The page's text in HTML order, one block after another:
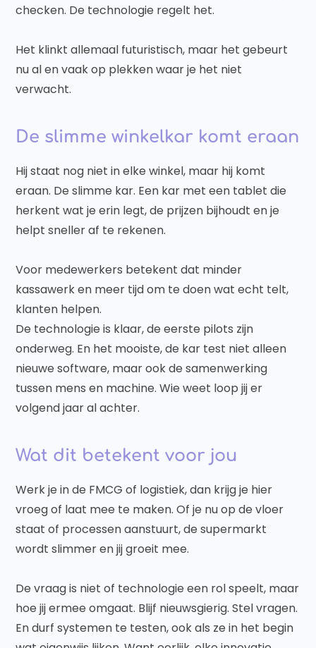
checken. De technologie regelt het.
Het klinkt allemaal futuristisch, maar het gebeurt
nu al en vaak op plekken waar je het niet
verwacht.
De slimme winkelkar komt eraan
Hij staat nog niet in elke winkel, maar hij komt
eraan. De slimme kar. Een kar met een tablet die
herkent wat je erin legt, de prijzen bijhoudt en je
helpt sneller af te rekenen.
Voor medewerkers betekent dat minder
kassawerk en meer tijd om te doen wat echt telt,
klanten helpen.
De technologie is klaar, de eerste pilots zijn
onderweg. En het mooiste, de kar test niet alleen
nieuwe software, maar ook de samenwerking
tussen mens en machine. Wie weet loop jij er
volgend jaar al achter.
Wat dit betekent voor jou
Werk je in de FMCG of logistiek, dan krijg je hier
vroeg of laat mee te maken. Of je nu op de vloer
staat of processen aanstuurt, de supermarkt
wordt slimmer en jij groeit mee.
De vraag is niet of technologie een rol speelt, maar
hoe jij ermee omgaat. Blijf nieuwsgierig. Stel vragen.
En durf systemen te testen, ook als ze in het begin